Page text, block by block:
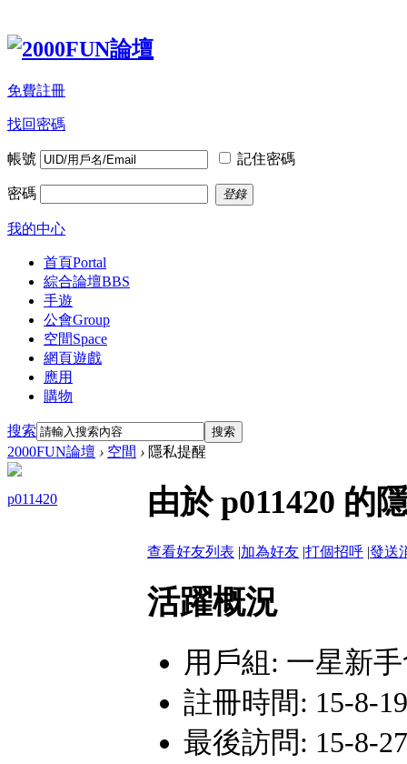
免費註冊
找回密碼
帳號 記住密碼
密碼 登錄
我的中心
首頁Portal
綜合論壇BBS
手遊
公會Group
空間Space
網頁遊戲
應用
購物
搜索 搜索
2000FUN論壇 › 空間 › 隱私提醒
p011420 由於 p011420 的
查看好友列表 |加為好友 |打個招呼 |發送
活躍概況
用戶組: 一星新
註冊時間: 15-8-
最後訪問: 15-8-